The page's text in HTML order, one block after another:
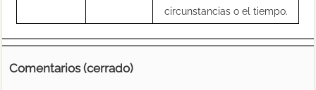
circunstancias o el tiempo.
Comentarios (cerrado)